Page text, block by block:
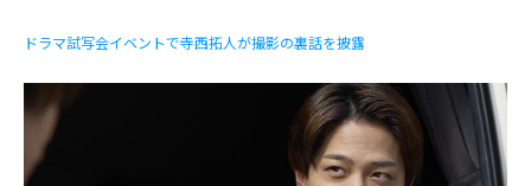
ドラマ試写会イベントで寺西拓人が撮影の裏話を披露